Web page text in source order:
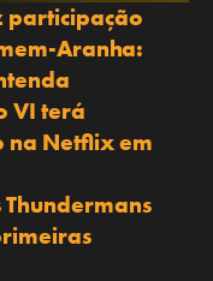
participação
Aranha:
VI terá
na Netflix em